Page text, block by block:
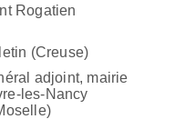
Rogatien
(Creuse)
adjoint, mairie
les-Nancy